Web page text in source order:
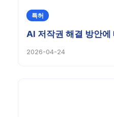
특허
AI 저작권 해결 방안에
2026-04-24